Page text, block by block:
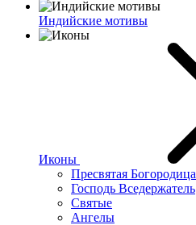
Индийские мотивы
Иконы
Пресвятая Богородица
Господь Вседержатель
Святые
Ангелы